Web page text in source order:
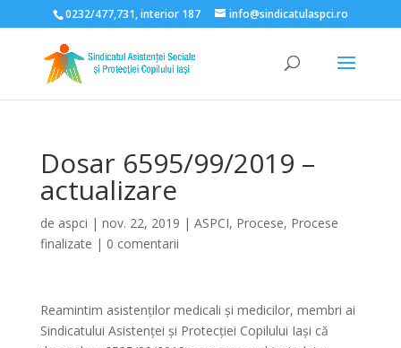
Deschide bara de unelte
0232/477,731, interior 187 info@sindicatulaspci.ro
Dosar 6595/99/2019 –
actualizare
de aspci | nov. 22, 2019 | ASPCI, Procese, Procese
finalizate | 0 comentarii
Reamintim asistenților medicali și medicilor, membri ai
Sindicatului Asistenței și Protecției Copilului Iași că